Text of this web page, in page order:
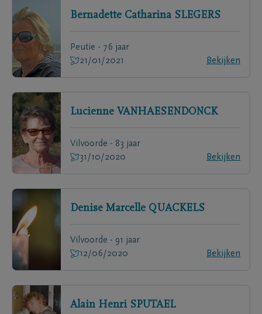
Bernadette Catharina SLEGERS
Peutie - 76 jaar
21/01/2021
Bekijken
Lucienne VANHAESENDONCK
Vilvoorde - 83 jaar
31/10/2020
Bekijken
Denise Marcelle QUACKELS
Vilvoorde - 91 jaar
12/06/2020
Bekijken
Alain Henri SPUTAEL